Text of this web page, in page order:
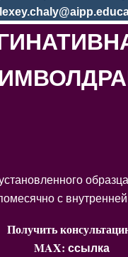
с
Получить
MAX: ссылка